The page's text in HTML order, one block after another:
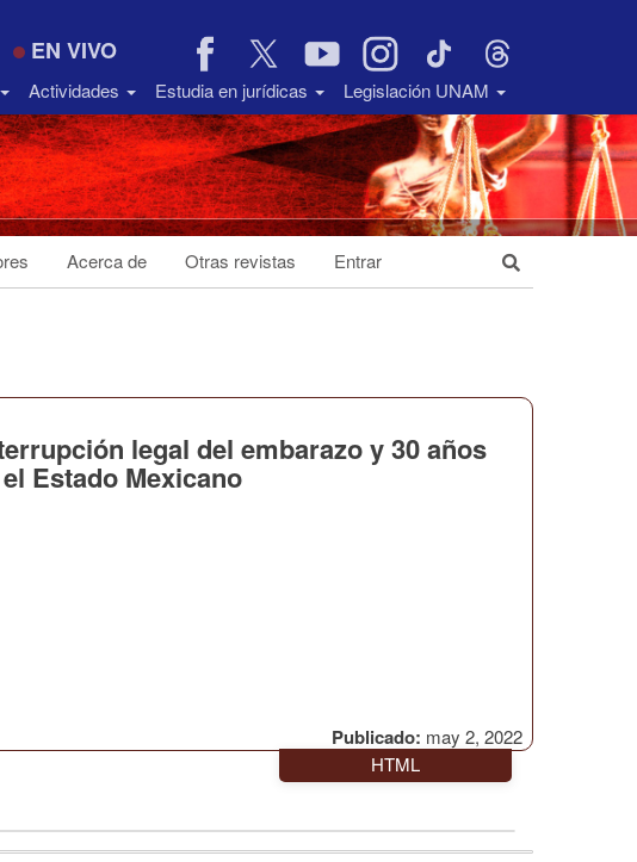
EN VIVO
Actividades Estudia en jurídicas Legislación UNAM
Acerca de Otras revistas Entrar
Publicado: may 2, 2022
legal del embarazo y 30 años
Estado Mexicano
HTML